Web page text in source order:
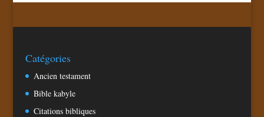
Catégories
Ancien testament
Bible kabyle
Citations bibliques